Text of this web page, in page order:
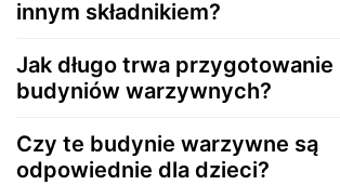
innym składnikiem?
Jak długo trwa przygotowanie
budyniów warzywnych?
Czy te budynie warzywne są
odpowiednie dla dzieci?